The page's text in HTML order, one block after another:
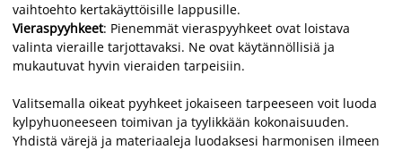
vaihtoehto kertakäyttöisille lappusille.
Vieraspyyhkeet: Pienemmät vieraspyyhkeet ovat loistava
valinta vieraille tarjottavaksi. Ne ovat käytännöllisiä ja
mukautuvat hyvin vieraiden tarpeisiin.
Valitsemalla oikeat pyyhkeet jokaiseen tarpeeseen voit luoda
kylpyhuoneeseen toimivan ja tyylikkään kokonaisuuden.
Yhdistä värejä ja materiaaleja luodaksesi harmonisen ilmeen